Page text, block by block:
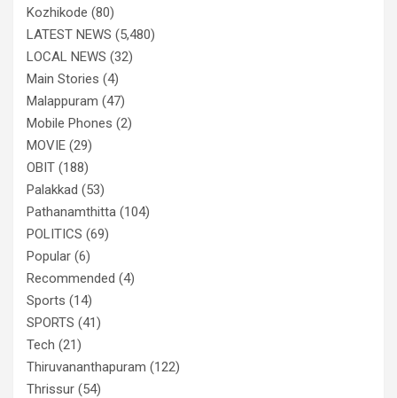
Kozhikode (80)
LATEST NEWS (5,480)
LOCAL NEWS (32)
Main Stories (4)
Malappuram (47)
Mobile Phones (2)
MOVIE (29)
OBIT (188)
Palakkad (53)
Pathanamthitta (104)
POLITICS (69)
Popular (6)
Recommended (4)
Sports (14)
SPORTS (41)
Tech (21)
Thiruvananthapuram (122)
Thrissur (54)